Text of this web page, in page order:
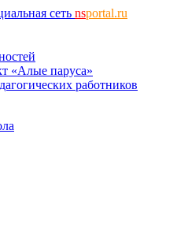
сеть nsportal.ru
«Алые паруса»
работников